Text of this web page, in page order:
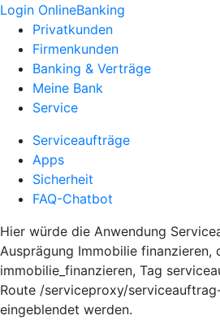
Login OnlineBanking
Privatkunden
Firmenkunden
Banking & Verträge
Meine Bank
Service
Serviceaufträge
Apps
Sicherheit
FAQ-Chatbot
Hier würde die Anwendung
Ausprägung Immobilie finanzieren,
immobilie_finanzieren, Tag
Route /serviceproxy/
eingeblendet werden.